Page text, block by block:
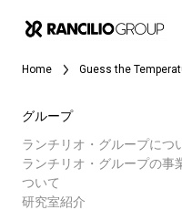
Home Guess the
グループ
ランチリオ・グループにつ
ランチリオ・グループの事
ついて
研究室紹介